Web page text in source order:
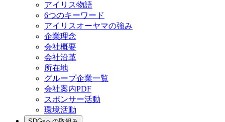
アイリス物語
6つのキーワード
アイリスオーヤマの強み
企業理念
会社概要
会社沿革
所在地
グループ企業一覧
会社案内PDF
スポンサー活動
環境活動